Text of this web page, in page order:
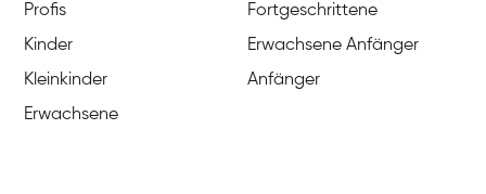
Profis
Fortgeschrittene
Kinder
Erwachsene Anfänger
Kleinkinder
Anfänger
Erwachsene